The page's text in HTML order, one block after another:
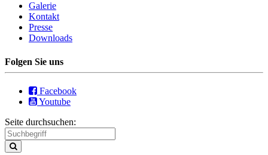
Galerie
Kontakt
Presse
Downloads
Folgen Sie uns
Facebook
Youtube
Seite durchsuchen: